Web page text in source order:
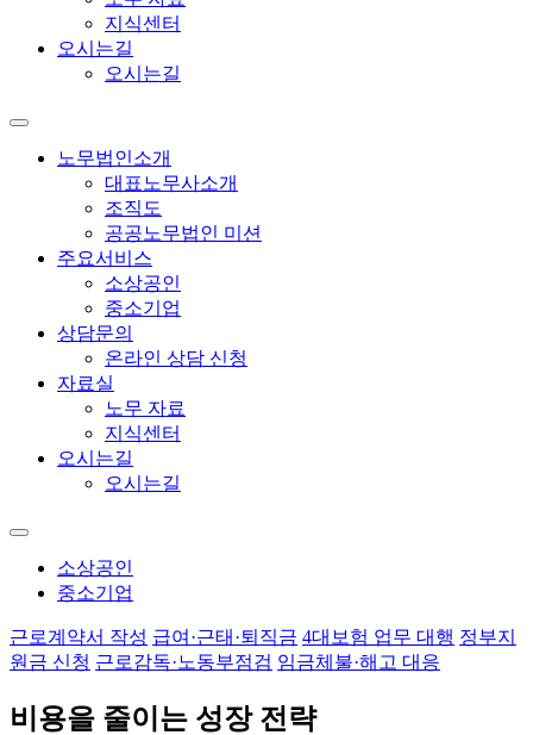
지식센터
오시는길
오시는길
노무법인소개
대표노무사소개
조직도
공공노무법인 미션
주요서비스
소상공인
중소기업
상담문의
온라인 상담 신청
자료실
노무 자료
지식센터
오시는길
오시는길
소상공인
중소기업
근로계약서 작성 급여·근태·퇴직금 4대보험 업무 대행 정부지
원금 신청 근로감독·노동부점검 임금체불·해고 대응
비용을 줄이는 성장 전략